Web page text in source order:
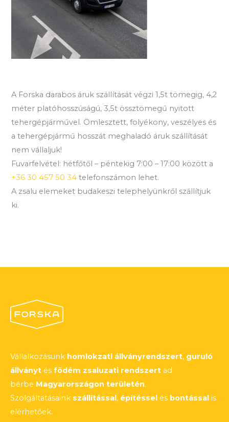
A Forska darabos áruk szállítását végzi 1,5t tömegig, 4,2
méter platóhosszúságú, 3,5t össztömegű nyitott
tehergépjárművel. Ömlesztett, folyékony, veszélyes és
a tehergépjármű hosszát meghaladó áruk szállítását
nem vállaljuk!
Fuvarfelvétel: hétfőtől – péntekig 7:00 – 17:00 között a
+36 30 457 50 34 telefonszámon lehet.
A zsalu elemeket budakeszi telephelyünkről szállítjuk
ki.
Vállalkozásunk homlokzati állványrendszert, guruló
állványt és födém zsaluzati rendszert ad
bérbe Magyarországon területén.
Szolgáltatásaink szállítással, építéssel és bontással is
elérhetőek.